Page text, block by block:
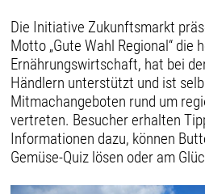
Die Initiative Zukunftsmarkt
Motto „Gute Wahl Regional“ die
Ernährungswirtschaft, hat bei
Händlern unterstützt und ist
Mitmachangeboten rund um
vertreten. Besucher erhalten
Informationen dazu, können
Gemüse-Quiz lösen oder am